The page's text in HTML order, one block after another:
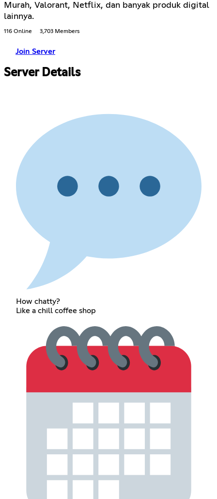
Murah, Valorant, Netflix, dan banyak produk digital
lainnya.
116 Online 3,703 Members
Join Server
Server Details
How chatty?
Like a chill coffee shop